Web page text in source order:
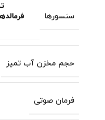
سنسورها
حجم مخزن آب تمیز
فرمان صوتی